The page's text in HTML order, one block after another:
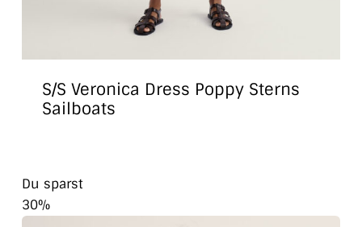
S/S Veronica Dress Poppy Sterns
Sailboats
Du sparst
30%